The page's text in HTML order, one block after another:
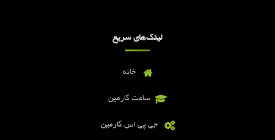
لینک‌های سریع
خانه
ساعت گارمین
جی پی اس گارمین